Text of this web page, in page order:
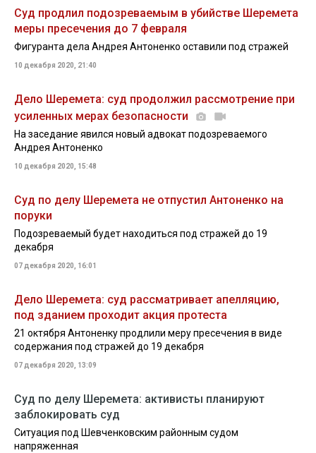
Суд продлил подозреваемым в убийстве Шеремета
меры пресечения до 7 февраля
Фигуранта дела Андрея Антоненко оставили под стражей
10 декабря 2020, 21:40
Дело Шеремета: суд продолжил рассмотрение при
усиленных мерах безопасности
На заседание явился новый адвокат подозреваемого
Андрея Антоненко
10 декабря 2020, 15:48
Суд по делу Шеремета не отпустил Антоненко на
поруки
Подозреваемый будет находиться под стражей до 19
декабря
07 декабря 2020, 16:01
Дело Шеремета: суд рассматривает апелляцию,
под зданием проходит акция протеста
21 октября Антоненку продлили меру пресечения в виде
содержания под стражей до 19 декабря
07 декабря 2020, 13:09
Суд по делу Шеремета: активисты планируют
заблокировать суд
Ситуация под Шевченковским районным судом
напряженная